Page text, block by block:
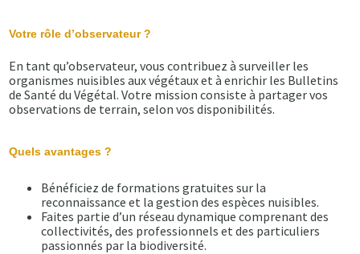
Votre rôle d’observateur ?
En tant qu’observateur, vous contribuez à surveiller les
organismes nuisibles aux végétaux et à enrichir les Bulletins
de Santé du Végétal. Votre mission consiste à partager vos
observations de terrain, selon vos disponibilités.
Quels avantages ?
Bénéficiez de formations gratuites sur la
reconnaissance et la gestion des espèces nuisibles.
Faites partie d’un réseau dynamique comprenant des
collectivités, des professionnels et des particuliers
passionnés par la biodiversité.